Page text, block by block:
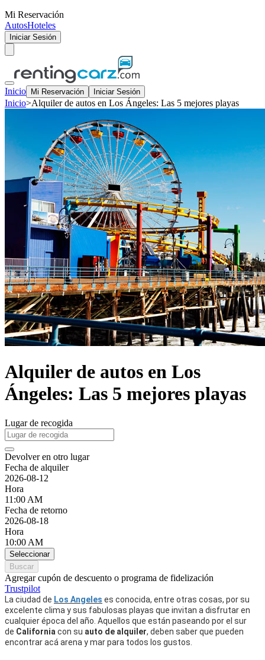
Mi Reservación
AutosHoteles
Iniciar Sesión
Inicio Mi Reservación Iniciar Sesión
Inicio>Alquiler de autos en Los Ángeles: Las 5 mejores playas
Alquiler de autos en Los
Ángeles: Las 5 mejores playas
Lugar de recogida
Devolver en otro lugar
Fecha de alquiler
2026-08-12
Hora
11:00 AM
Fecha de retorno
2026-08-18
Hora
10:00 AM
Seleccionar
Buscar
Agregar cupón de descuento o programa de fidelización
Trustpilot
La ciudad de Los Angeles es conocida, entre otras cosas, por su
excelente clima y sus fabulosas playas que invitan a disfrutar en
cualquier época del año. Aquellos que están paseando por el sur
de California con su auto de alquiler, deben saber que pueden
encontrar acá arena y mar para todos los gustos.